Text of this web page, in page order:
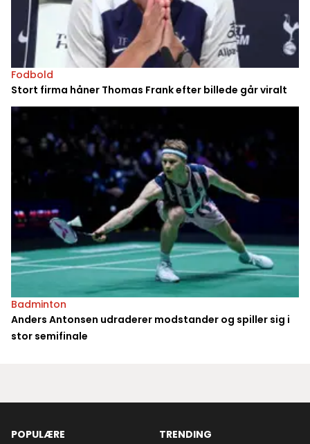
Fodbold
Stort firma håner Thomas Frank efter billede går viralt
Badminton
Anders Antonsen udraderer modstander og spiller sig i
stor semifinale
POPULÆRE
TRENDING